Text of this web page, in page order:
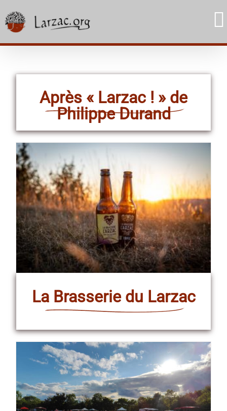
to
content
Après « Larzac ! » de
Philippe Durand
La Brasserie du Larzac